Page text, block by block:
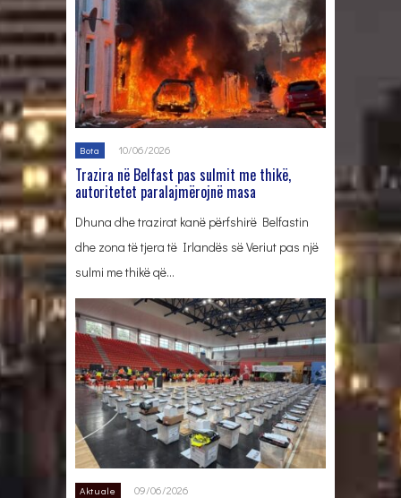
Bota 10/06/2026
Trazira në Belfast pas sulmit me thikë,
autoritetet paralajmërojnë masa
Dhuna dhe trazirat kanë përfshirë Belfastin
dhe zona të tjera të Irlandës së Veriut pas një
sulmi me thikë që…
Aktuale 09/06/2026